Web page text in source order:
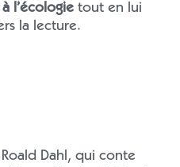
l’écologie tout en lui
la lecture.
Dahl, qui conte